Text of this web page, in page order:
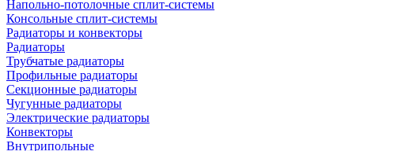
Напольно-потолочные сплит-системы
Консольные сплит-системы
Радиаторы и конвекторы
Радиаторы
Трубчатые радиаторы
Профильные радиаторы
Секционные радиаторы
Чугунные радиаторы
Электрические радиаторы
Конвекторы
Внутрипольные